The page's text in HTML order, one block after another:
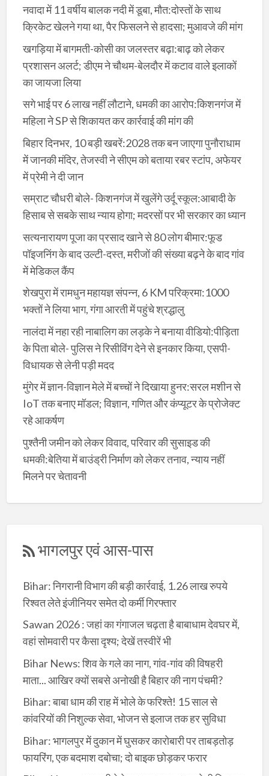
नवादा में 11 वर्षीय बालक नदी में डूबा, मौत:दोस्तों के साथ
क्रिकेट खेलने गया था, पैर फिसलने से हादसा; मुआवजे की मांग
खगड़िया में बागमती-कोसी का जलस्तर बढ़ा:बाढ़ को लेकर
प्रशासन अलर्ट; डीएम ने चौथम-बेलदौर में कटाव वाले इलाकों
का जायजा लिया
सगे भाई पर 6 लाख नहीं लौटाने, धमकी का आरोप:किशनगंज में
महिला ने SP से शिकायत कर कार्रवाई की मांग की
बिहार दिनभर, 10 बड़ी खबरें:2028 तक बन जाएगा पुनौराधाम
में जानकी मंदिर, तेजस्वी ने सीएम को बताया रबर स्टांप, अफेयर
में प्रेमी ने दी जान
सम्राट चौधरी बोले- किशनगंज में खुलेंगे उर्दू स्कूल:आबादी के
हिसाब से सबके साथ न्याय होगा; मदरसों पर भी सरकार का ध्यान
सत्यनारायण पूजा का प्रसाद खाने से 80 लोग बीमार:फूड
पॉइजनिंग के बाद उल्टी-दस्त, मरीजों की संख्या बढ़ने के बाद गांव
में मेडिकल कैंप
शेखपुरा में रामधुन महायज्ञ संपन्न, 6 KM परिक्रमा:1000
भक्तों ने लिया भाग, गंगा आरती में पहुंचे श्रद्धालु
नालंदा में नहा रही नाबालिग का लड़के ने बनाया वीडियो:पीड़िता
के पिता बोले- पुलिस ने रिसीविंग देने से इनकार किया, एसपी-
विधायक से लेनी पड़ी मदद
मुंगेर में ज्ञान-विज्ञान मेले में बच्चों ने दिखाया हुनर:सरल मशीन से
IoT तक बनाए मॉडल; विज्ञान, गणित और कंप्यूटर के प्रोजेक्ट
रहे आकर्षण
पुश्तैनी जमीन को लेकर विवाद, परिवार की सुसाइड की
धमकी:बेतिया में बाउंड्री निर्माण को लेकर तनाव, न्याय नहीं
मिलने पर चेतावनी
भागलपुर एवं आस-पास
Bihar: निगरानी विभाग की बड़ी कार्रवाई, 1.26 लाख रुपये
रिश्वत लेते इंजीनियर समेत दो कर्मी गिरफ्तार
Sawan 2026 : जहां का गंगाजल चढ़ता है बाबाधाम देवघर में,
वहां सोमवारी पर कैसा दृश्य; देखें तस्वीरें भी
Bihar News: शिव के गले का नाग, गांव-गांव की विषहरी
माता... आखिर क्यों सबसे अनोखी है बिहार की नाग पंचमी?
Bihar: बाबा धाम की राह में भोले के फरिश्ते! 15 साल से
कांवरियों की निशुल्क सेवा, भोजन से इलाज तक हर सुविधा
Bihar: भागलपुर में दुकान में घुसकर कारोबारी पर ताबड़तोड़
फायरिंग, एक बदमाश दबोचा; दो बाइक छोड़कर फरार